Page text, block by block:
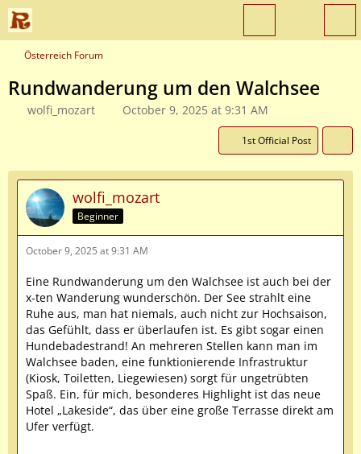
Österreich Forum
Rundwanderung um den Walchsee
wolfi_mozart October 9, 2025 at 9:31 AM
1st Official Post
wolfi_mozart
Beginner
October 9, 2025 at 9:31 AM
Eine Rundwanderung um den Walchsee ist auch bei der
x-ten Wanderung wunderschön. Der See strahlt eine
Ruhe aus, man hat niemals, auch nicht zur Hochsaison,
das Gefühlt, dass er überlaufen ist. Es gibt sogar einen
Hundebadestrand! An mehreren Stellen kann man im
Walchsee baden, eine funktionierende Infrastruktur
(Kiosk, Toiletten, Liegewiesen) sorgt für ungetrübten
Spaß. Ein, für mich, besonderes Highlight ist das neue
Hotel „Lakeside“, das über eine große Terrasse direkt am
Ufer verfügt.